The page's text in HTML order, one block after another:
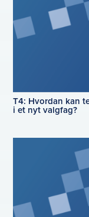
T4: Hvordan kan
i et nyt valgfag?